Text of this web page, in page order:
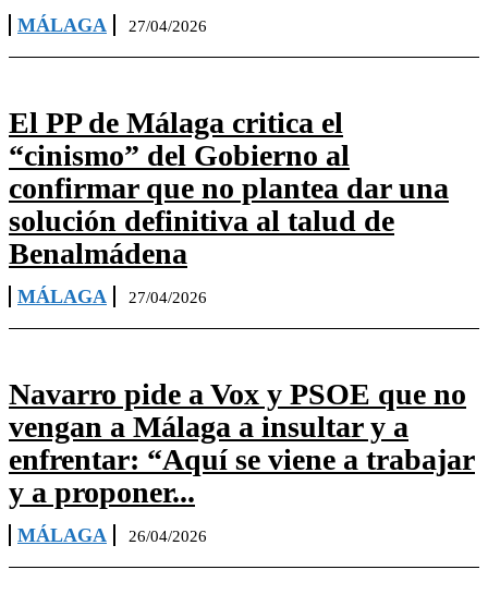
MÁLAGA 27/04/2026
El PP de Málaga critica el
“cinismo” del Gobierno al
confirmar que no plantea dar una
solución definitiva al talud de
Benalmádena
MÁLAGA 27/04/2026
Navarro pide a Vox y PSOE que no
vengan a Málaga a insultar y a
enfrentar: “Aquí se viene a trabajar
y a proponer...
MÁLAGA 26/04/2026